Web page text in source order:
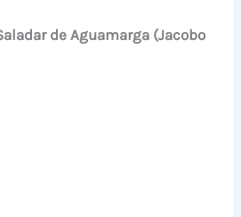
de Aguamarga (Jacobo